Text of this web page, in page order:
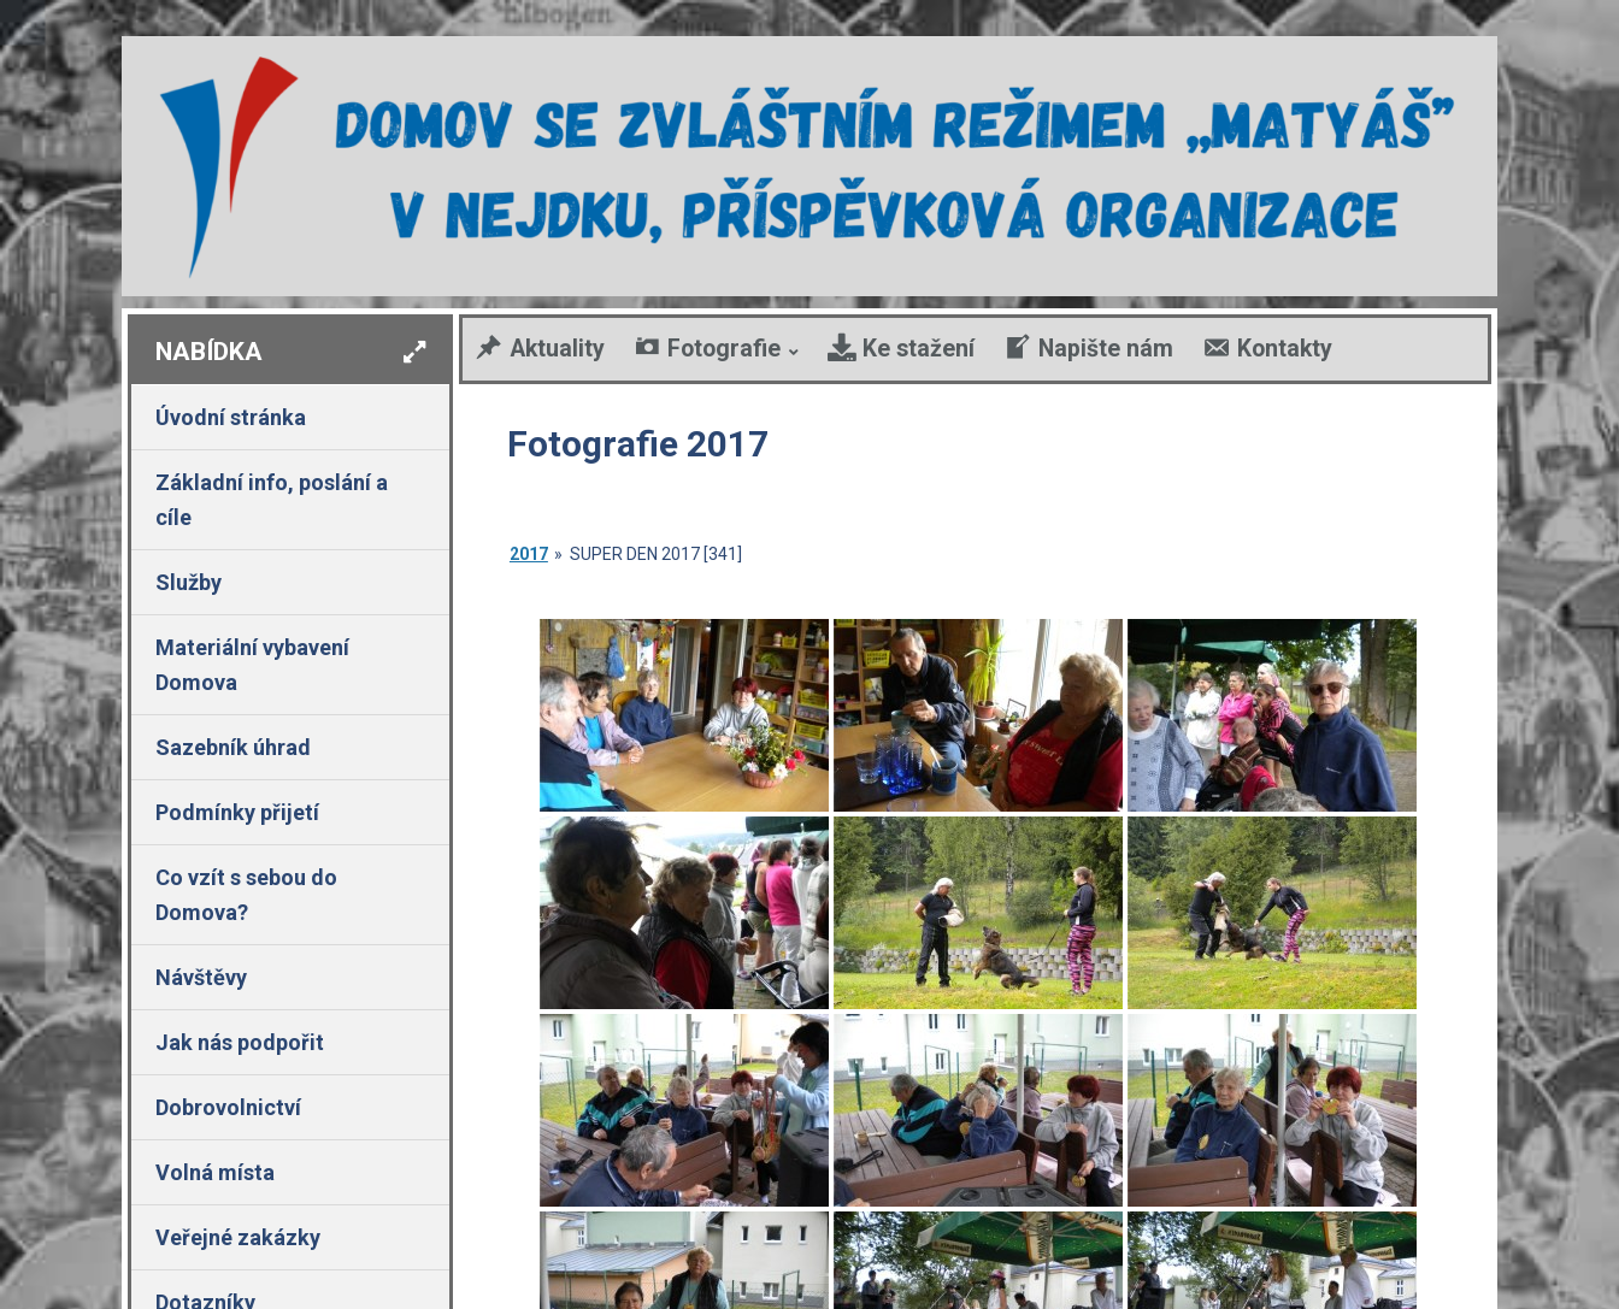
Aktuality Fotografie Ke stažení Napište nám Kontakty
Fotografie 2017
2017 » SUPER DEN 2017 [341]
NABÍDKA
Úvodní stránka
Základní info, poslání a
cíle
Služby
Materiální vybavení
Domova
Sazebník úhrad
Podmínky přijetí
Co vzít s sebou do
Domova?
Návštěvy
Jak nás podpořit
Dobrovolnictví
Volná místa
Veřejné zakázky
Dotazníky